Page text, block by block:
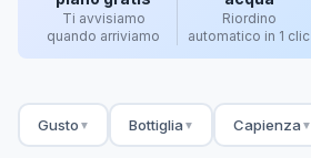
Ti avvisiamo
quando arriviamo
Riordino
automatico in 1 clic
Gusto ▼ Bottiglia ▼ Capienza ▼